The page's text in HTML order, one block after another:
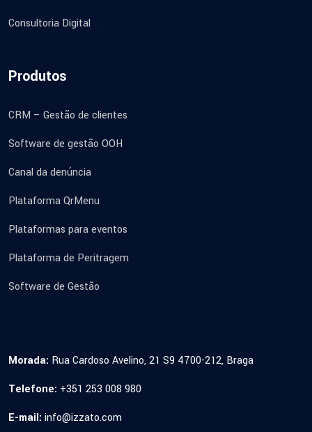
Consultoria Digital
Produtos
CRM – Gestão de clientes
Software de gestão OOH
Canal da denúncia
Plataforma QrMenu
Plataformas para eventos
Plataforma de Peritragem
Software de Gestão
Morada: Rua Cardoso Avelino, 21 S9 4700-212, Braga
Telefone: +351 253 008 980
E-mail: info@izzato.com